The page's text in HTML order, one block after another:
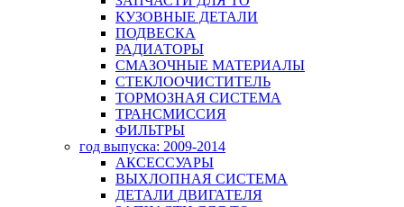
КУЗОВНЫЕ ДЕТАЛИ
ПОДВЕСКА
РАДИАТОРЫ
СМАЗОЧНЫЕ МАТЕРИАЛЫ
СТЕКЛООЧИСТИТЕЛЬ
ТОРМОЗНАЯ СИСТЕМА
ТРАНСМИССИЯ
ФИЛЬТРЫ
год выпуска: 2009-2014
АКСЕССУАРЫ
ВЫХЛОПНАЯ СИСТЕМА
ДЕТАЛИ ДВИГАТЕЛЯ